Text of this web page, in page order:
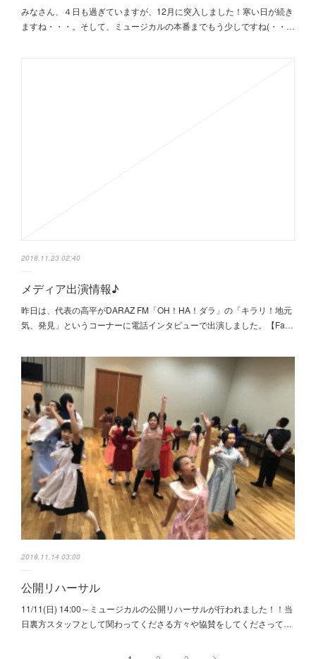
みなさん、４日も過ぎていますが、12月に突入しました！寒い日が続き
ますね・・・。そして、ミュージカルの本番までもう少しですね(・・…
2018.11.23 02:40
メディア出演情報♪
昨日は、代表の高平がDARAZ FM「OH！HA！ダラ」の「キラリ！地元
気、発見」というコーナーに電話インタビューで出演しました。【Fa…
2018.11.14 03:00
公開リハーサル
11/11(日) 14:00～ミュージカルの公開リハーサルが行われました！！当
日裏方スタッフとして関わってくださる方々や協賛をしてくださって…